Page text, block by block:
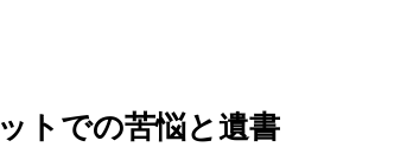
トでの苦悩と遺書